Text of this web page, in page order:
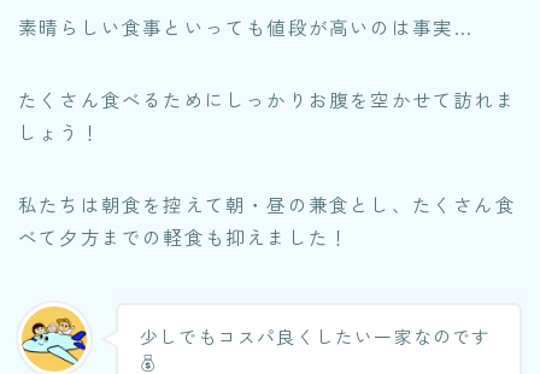
素晴らしい食事といっても値段が高いのは事実…
たくさん食べるためにしっかりお腹を空かせて訪れま
しょう！
私たちは朝食を控えて朝・昼の兼食とし、たくさん食
べて夕方までの軽食も抑えました！
少しでもコスパ良くしたい一家なのです